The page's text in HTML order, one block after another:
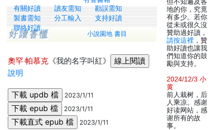
有關好讀 讀友需知
勘誤需知
製書需知
分工輸入
支持好讀
聯絡好讀
小說園地 書目
奧罕‧帕慕克 《我的名字叫紅》
說明
2023/1/11
2023/1/11
2023/1/11
地的你，究竟
有多少。若你
從未或很久沒
贊助過好讀，
請按這裡 ，贊
助好讀也讓我
們知道你的鼓
勵與支持。
2024/12/3 小
黄
前人栽树，后
人乘凉。感谢
好读网站，感
谢所有的故
事。